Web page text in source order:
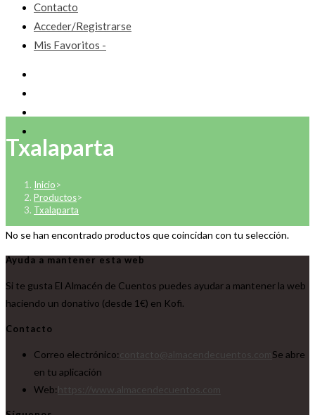
Contacto
Acceder/Registrarse
Mis Favoritos -
Txalaparta
Inicio>
Productos>
Txalaparta
No se han encontrado productos que coincidan con tu selección.
Ayuda a mantener esta web
Si te gusta El Almacén de Cuentos puedes ayudar a mantener la web
haciendo un donativo (desde 1€) en Kofi.
Contacto
Correo electrónico:
Se abre
en tu aplicación
Web: